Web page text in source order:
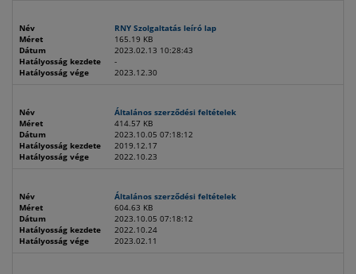
Név
RNY Szolgaltatás leíró lap
Méret
165.19 KB
Dátum
2023.02.13 10:28:43
Hatályosság kezdete
-
Hatályosság vége
2023.12.30
Név
Általános szerződési feltételek
Méret
414.57 KB
Dátum
2023.10.05 07:18:12
Hatályosság kezdete
2019.12.17
Hatályosság vége
2022.10.23
Név
Általános szerződési feltételek
Méret
604.63 KB
Dátum
2023.10.05 07:18:12
Hatályosság kezdete
2022.10.24
Hatályosság vége
2023.02.11